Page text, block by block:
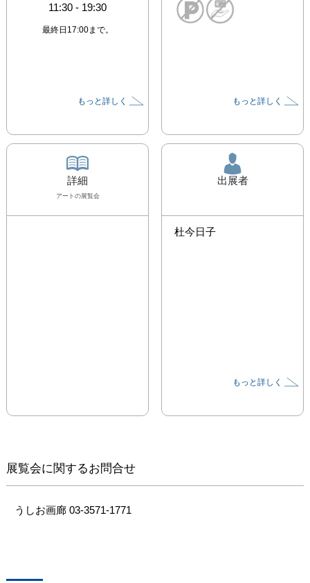
11:30 - 19:30
最終日17:00まで。
もっと詳しく もっと詳しく
詳細
アート の展覧会
出展者
杜今日子
もっと詳しく
展覧会に関するお問合せ
うしお画廊 03-3571-1771